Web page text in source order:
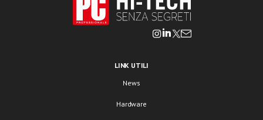
LINK UTILI
News
Hardware